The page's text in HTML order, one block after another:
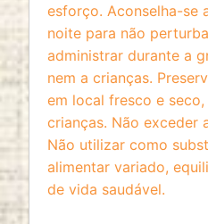
esforço. Aconselha-se
noite para não
administrar durante a
nem a crianças.
em local fresco e
crianças. Não exceder
Não utilizar como
alimentar variado,
de vida saudável.